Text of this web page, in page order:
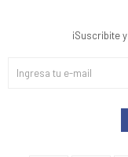
¡Suscribite